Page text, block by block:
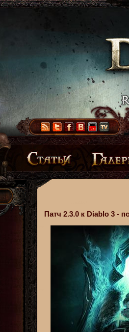
Патч 2.3.0 к Diablo 3 -